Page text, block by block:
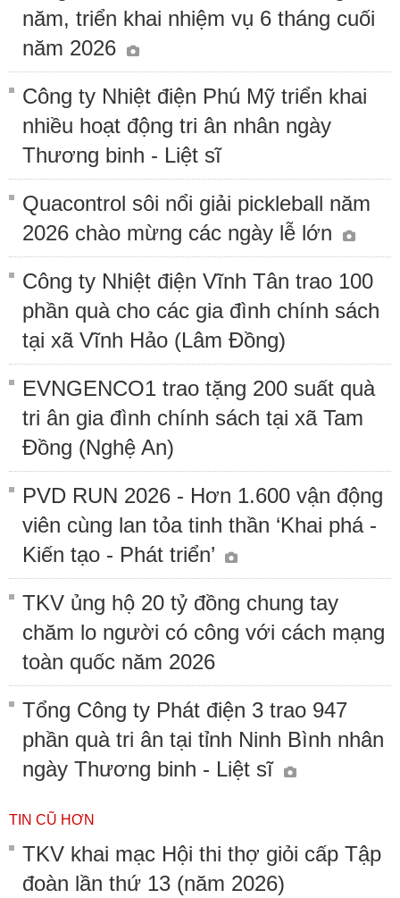
năm, triển khai nhiệm vụ 6 tháng cuối
năm 2026
Công ty Nhiệt điện Phú Mỹ triển khai
nhiều hoạt động tri ân nhân ngày
Thương binh - Liệt sĩ
Quacontrol sôi nổi giải pickleball năm
2026 chào mừng các ngày lễ lớn
Công ty Nhiệt điện Vĩnh Tân trao 100
phần quà cho các gia đình chính sách
tại xã Vĩnh Hảo (Lâm Đồng)
EVNGENCO1 trao tặng 200 suất quà
tri ân gia đình chính sách tại xã Tam
Đồng (Nghệ An)
PVD RUN 2026 - Hơn 1.600 vận động
viên cùng lan tỏa tinh thần ‘Khai phá -
Kiến tạo - Phát triển’
TKV ủng hộ 20 tỷ đồng chung tay
chăm lo người có công với cách mạng
toàn quốc năm 2026
Tổng Công ty Phát điện 3 trao 947
phần quà tri ân tại tỉnh Ninh Bình nhân
ngày Thương binh - Liệt sĩ
TIN CŨ HƠN
TKV khai mạc Hội thi thợ giỏi cấp Tập
đoàn lần thứ 13 (năm 2026)